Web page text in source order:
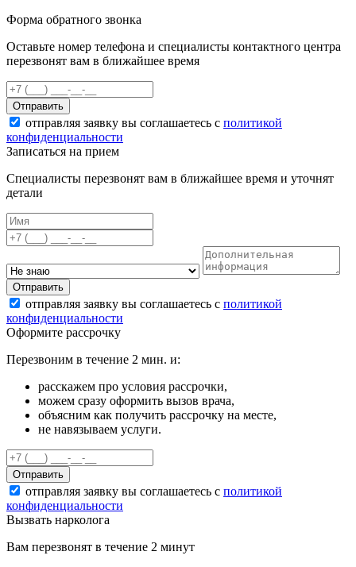
Форма обратного звонка
Оставьте номер телефона и специалисты контактного центра
перезвонят вам в ближайшее время
Отправить
отправляя заявку вы соглашаетесь с политикой
конфиденциальности
Записаться на прием
Специалисты перезвонят вам в ближайшее время и уточнят
детали
Отправить
отправляя заявку вы соглашаетесь с политикой
конфиденциальности
Оформите рассрочку
Перезвоним в течение 2 мин. и:
расскажем про условия рассрочки,
можем сразу оформить вызов врача,
объясним как получить рассрочку на месте,
не навязываем услуги.
Отправить
отправляя заявку вы соглашаетесь с политикой
конфиденциальности
Вызвать нарколога
Вам перезвонят в течение 2 минут